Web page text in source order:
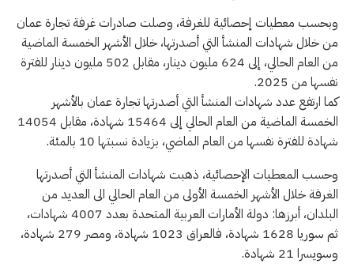
وبحسب معطيات إحصائية للغرفة، وصلت صادرات غرفة تجارة عمان
من خلال شهادات المنشأ التي أصدرتها، خلال الأشهر الخمسة الماضية
من العام الحالي، إلى 624 مليون دينار، مقابل 502 مليون دينار للفترة
نفسها من 2025.
كما ارتفع عدد شهادات المنشأ التي أصدرتها تجارة عمان بالأشهر
الخمسة الماضية من العام الحالي إلى 15464 شهادة، مقابل 14054
شهادة للفترة نفسها من العام الماضي، بزيادة نسبتها 10 بالمئة.
وحسب المعطيات الإحصائية، ذهبت شهادات المنشأ التي أصدرتها
الغرفة خلال الأشهر الخمسة الأولى من العام الحالي الى العديد من
البلدان، أبرزها: دولة الأمارات العربية المتحدة بعدد 4007 شهادات،
ثم سوريا 1628 شهادة، فالعراق 1023 شهادة، ومصر 279 شهادة،
وسويسرا 21 شهادة.